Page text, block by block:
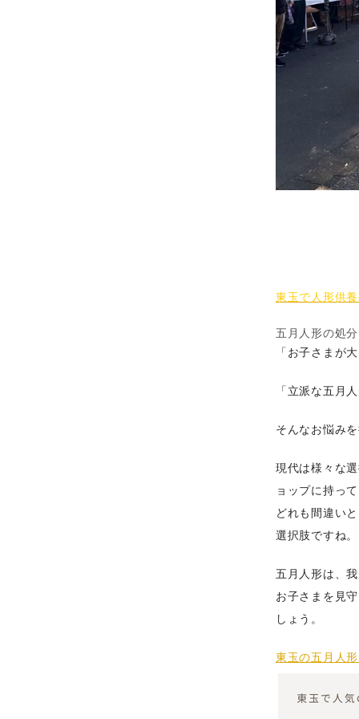
東玉で人形供
五月人形の処分
「お子さまが
「立派な五月
そんなお悩み
現代は様々な
ョップに持っ
どれも間違い
選択肢ですね。
五月人形は、
お子さまを見
しょう。
東玉の五月人